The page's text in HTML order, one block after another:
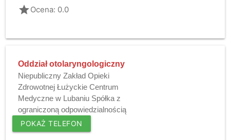
gradeOcena: 0.0
Oddział otolaryngologiczny
Niepubliczny Zakład Opieki
Zdrowotnej Łużyckie Centrum
Medyczne w Lubaniu Spółka z
ograniczoną odpowiedzialnością
POKAŻ TELEFON